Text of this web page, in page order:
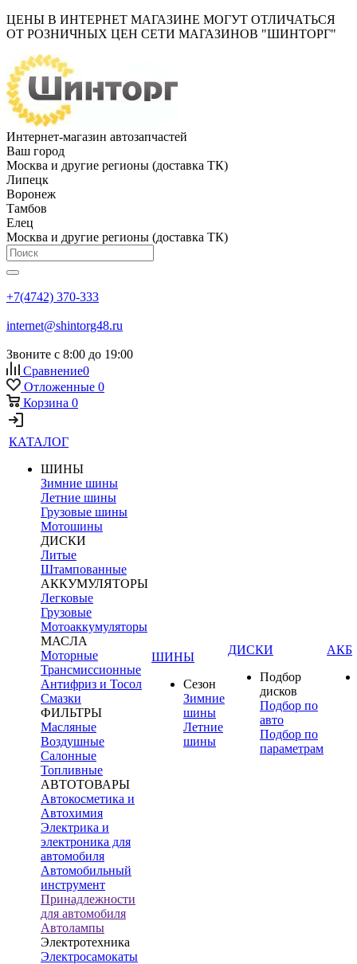
ЦЕНЫ В ИНТЕРНЕТ МАГАЗИНЕ МОГУТ ОТЛИЧАТЬСЯ
ОТ РОЗНИЧНЫХ ЦЕН СЕТИ МАГАЗИНОВ "ШИНТОРГ"
Интернет-магазин автозапчастей
Ваш город
Москва и другие регионы (доставка ТК)
Липецк
Воронеж
Тамбов
Елец
Москва и другие регионы (доставка ТК)
+7(4742) 370-333
internet@shintorg48.ru
Звоните с 8:00 до 19:00
Сравнение0
Отложенные 0
Корзина 0
КАТАЛОГ
ШИНЫ
Зимние шины
Летние шины
Грузовые шины
Мотошины
ДИСКИ
Литые
Штампованные
АККУМУЛЯТОРЫ
Легковые
Грузовые
Мотоаккумуляторы
МАСЛА
Моторные
Трансмиссионные
Антифриз и Тосол
Смазки
ФИЛЬТРЫ
Масляные
Воздушные
Салонные
Топливные
АВТОТОВАРЫ
Автокосметика и
Автохимия
Электрика и
электроника для
автомобиля
Автомобильный
инструмент
Принадлежности
для автомобиля
Автолампы
Электротехника
Электросамокаты
ШИНЫ
Сезон
Зимние
шины
Летние
шины
ДИСКИ
Подбор
дисков
Подбор по
авто
Подбор по
параметрам
АКБ